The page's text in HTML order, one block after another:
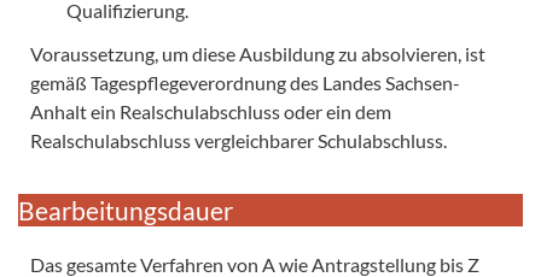
Qualifizierung.
Voraussetzung, um diese Ausbildung zu absolvieren, ist
gemäß Tagespflegeverordnung des Landes Sachsen-
Anhalt ein Realschulabschluss oder ein dem
Realschulabschluss vergleichbarer Schulabschluss.
Bearbeitungsdauer
Das gesamte Verfahren von A wie Antragstellung bis Z